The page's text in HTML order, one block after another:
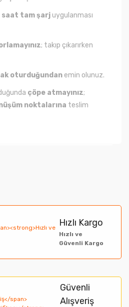
saat tam şarj uygulanması
; takıp çıkarırken
oturduğundan emin olunuz.
çöpe atmayınız;
noktalarına teslim
bozuk veya görüntülenemiyor.
alternatifler olmalı.
Hızlı Kargo
Hızlı ve
Güvenli Kargo
Güvenli
Alışveriş